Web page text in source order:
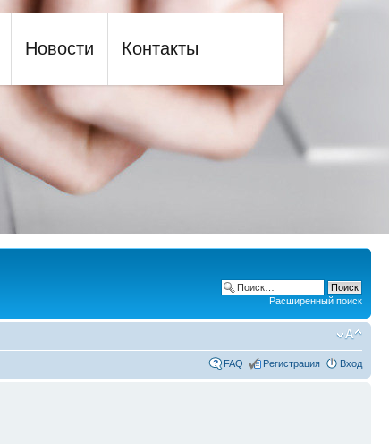
Новости Контакты
Расширенный поиск
FAQ Регистрация Вход